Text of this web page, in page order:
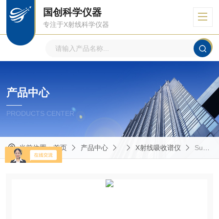
国创科学仪器
专注于X射线科学仪器
产品中心
PRODUCTS CENTER
当前位置：首页 产品中心 X射线吸收谱仪 SuperXAFS M9000多功能X射线吸收谱仪